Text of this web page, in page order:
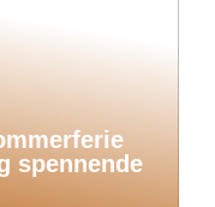
spennende